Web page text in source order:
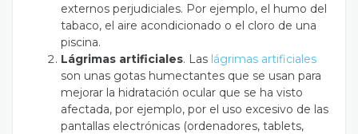
externos perjudiciales. Por ejemplo, el humo del
tabaco, el aire acondicionado o el cloro de una
piscina.
Lágrimas artificiales. Las lágrimas artificiales
son unas gotas humectantes que se usan para
mejorar la hidratación ocular que se ha visto
afectada, por ejemplo, por el uso excesivo de las
pantallas electrónicas (ordenadores, tablets,